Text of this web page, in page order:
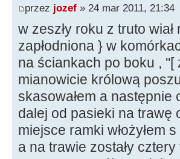
przez jozef » 24 mar 2011, 21:34
w zeszły roku z truto
zapłodniona } w
na ściankach po boku , ''[
mianowicie królową
skasowałem a następnie
dalej od pasieki na trawę
miejsce ramki włożyłem
a na trawie zostały cztery